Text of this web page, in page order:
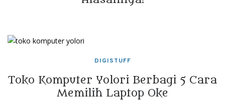
DIGISTUFF
Toko Komputer Yolori Berbagi 5 Cara
Memilih Laptop Oke